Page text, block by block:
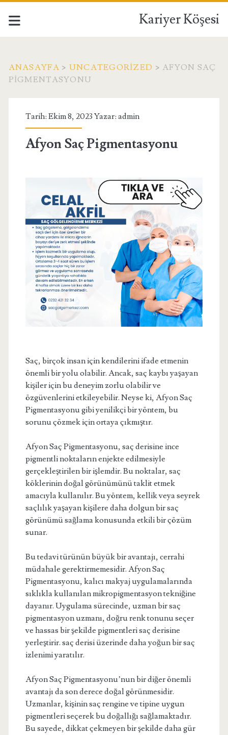
Kariyer Köşesi
ANASAYFA > UNCATEGORIZED > AFYON SAÇ
PIGMENTASYONU
Tarih: Ekim 8, 2023 Yazar: admin
Afyon Saç Pigmentasyonu
Saç, birçok insan için kendilerini ifade etmenin
önemli bir yolu olabilir. Ancak, saç kaybı yaşayan
kişiler için bu deneyim zorlu olabilir ve
özgüvenlerini etkileyebilir. Neyse ki, Afyon Saç
Pigmentasyonu gibi yenilikçi bir yöntem, bu
sorunu çözmek için ortaya çıkmıştır.
Afyon Saç Pigmentasyonu, saç derisine ince
pigmentli noktaların enjekte edilmesiyle
gerçekleştirilen bir işlemdir. Bu noktalar, saç
köklerinin doğal görünümünü taklit etmek
amacıyla kullanılır. Bu yöntem, kellik veya seyrek
saçlılık yaşayan kişilere daha dolgun bir saç
görünümü sağlama konusunda etkili bir çözüm
sunar.
Bu tedavi türünün büyük bir avantajı, cerrahi
müdahale gerektirmemesidir. Afyon Saç
Pigmentasyonu, kalıcı makyaj uygulamalarında
sıklıkla kullanılan mikropigmentasyon tekniğine
dayanır. Uygulama sürecinde, uzman bir saç
pigmentasyon uzmanı, doğru renk tonunu seçer
ve hassas bir şekilde pigmentleri saç derisine
yerleştirir. saç derisi üzerinde daha yoğun bir saç
izlenimi yaratılır.
Afyon Saç Pigmentasyonu’nun bir diğer önemli
avantajı da son derece doğal görünmesidir.
Uzmanlar, kişinin saç rengine ve tipine uygun
pigmentleri seçerek bu doğallığı sağlamaktadır.
Bu sayede, dikkat çekmeyen bir şekilde daha gür